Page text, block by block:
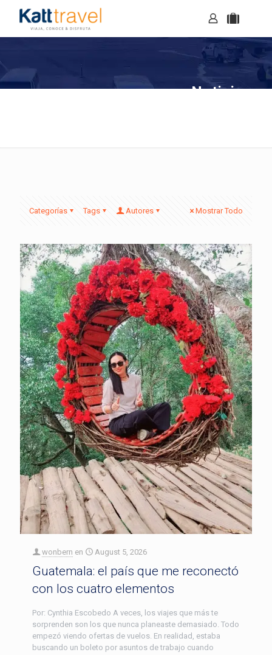
Noticias
Categorías Tags Autores Mostrar Todo
wonbern en August 5, 2026
Guatemala: el país que me reconectó
con los cuatro elementos
Por: Cynthia Escobedo A veces, los viajes que más te
sorprenden son los que nunca planeaste demasiado. Todo
empezó viendo ofertas de vuelos. En realidad, estaba
buscando un boleto por asuntos de trabajo cuando